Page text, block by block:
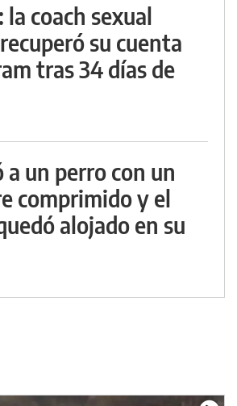
coach sexual
su cuenta
tras 34 días de
a un perro con un
comprimido y el
alojado en su